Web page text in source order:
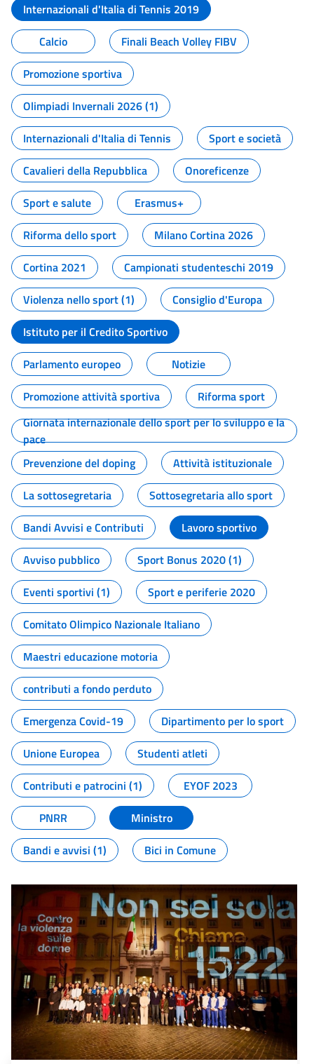
Internazionali d'Italia di Tennis 2019
Calcio
Finali Beach Volley FIBV
Promozione sportiva
Olimpiadi Invernali 2026 (1)
Internazionali d'Italia di Tennis
Sport e società
Cavalieri della Repubblica
Onoreficenze
Sport e salute
Erasmus+
Riforma dello sport
Milano Cortina 2026
Cortina 2021
Campionati studenteschi 2019
Violenza nello sport (1)
Consiglio d'Europa
Istituto per il Credito Sportivo
Parlamento europeo
Notizie
Promozione attività sportiva
Riforma sport
Giornata internazionale dello sport per lo sviluppo e la
pace
Prevenzione del doping
Attività istituzionale
La sottosegretaria
Sottosegretaria allo sport
Bandi Avvisi e Contributi
Lavoro sportivo
Avviso pubblico
Sport Bonus 2020 (1)
Eventi sportivi (1)
Sport e periferie 2020
Comitato Olimpico Nazionale Italiano
Maestri educazione motoria
contributi a fondo perduto
Emergenza Covid-19
Dipartimento per lo sport
Unione Europea
Studenti atleti
Contributi e patrocini (1)
EYOF 2023
PNRR
Ministro
Bandi e avvisi (1)
Bici in Comune